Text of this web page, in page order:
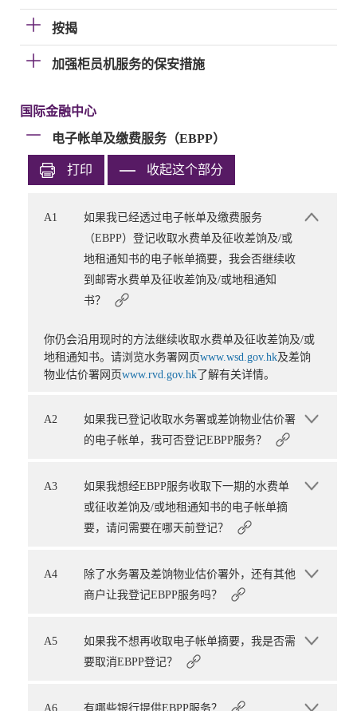
按揭
加强柜员机服务的保安措施
国际金融中心
电子帐单及缴费服务（EBPP）
打印 收起这个部分
A1
如果我已经透过电子帐单及缴费服务
（EBPP）登记收取水费单及征收差饷及/或
地租通知书的电子帐单摘要，我会否继续收
到邮寄水费单及征收差饷及/或地租通知
书？
你仍会沿用现时的方法继续收取水费单及征收差饷及/或
地租通知书。请浏览水务署网页www.wsd.gov.hk及差饷
物业估价署网页www.rvd.gov.hk 了解有关详情。
A2
如果我已登记收取水务署或差饷物业估价署
的电子帐单，我可否登记EBPP服务？
A3
如果我想经EBPP服务收取下一期的水费单
或征收差饷及/或地租通知书的电子帐单摘
要，请问需要在哪天前登记？
A4
除了水务署及差饷物业估价署外，还有其他
商户让我登记EBPP服务吗？
A5
如果我不想再收取电子帐单摘要，我是否需
要取消EBPP登记？
A6 有哪些银行提供EBPP服务？